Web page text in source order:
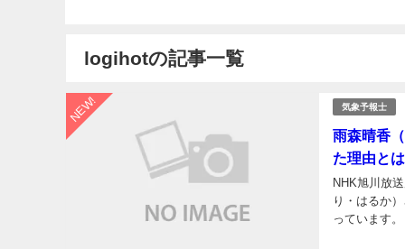
logihotの記事一覧
NEW! 気象予報士
雨森晴香
た理由と
NHK旭川放
り・はるか
っています